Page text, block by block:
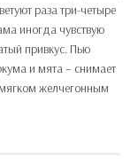
раза три-четыре
иногда чувствую
привкус. Пью
и мята – снимает
желчегонным